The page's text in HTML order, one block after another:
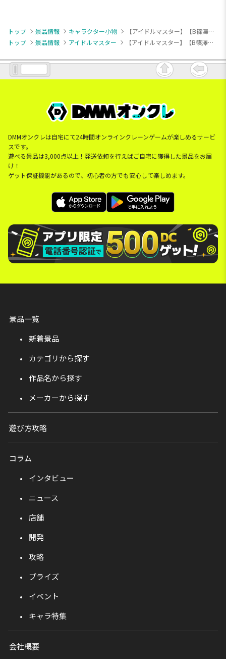
トップ 景品情報 キャラクター小物
【アイドルマスター】【B篠澤広】学園アイドルマスター ちびぐるみ～ジョイフルマーチング～vol.3
トップ
景品情報 アイドルマスター 【アイドルマスター】【B篠澤広】学園アイドルマスター ちびぐるみ～ジョイフルマーチング～vol.3
DMMオンクレは自宅にて24時間オンラインクレーンゲームが楽しめるサービ
スです。
遊べる景品は3,000点以上！発送依頼を行えばご自宅に獲得した景品をお届
け！
ゲット保証機能があるので、初心者の方でも安心して楽しめます。
景品一覧
新着景品
カテゴリから探す
作品名から探す
メーカーから探す
遊び方攻略
コラム
インタビュー
ニュース
店舗
開発
攻略
プライズ
イベント
キャラ特集
会社概要